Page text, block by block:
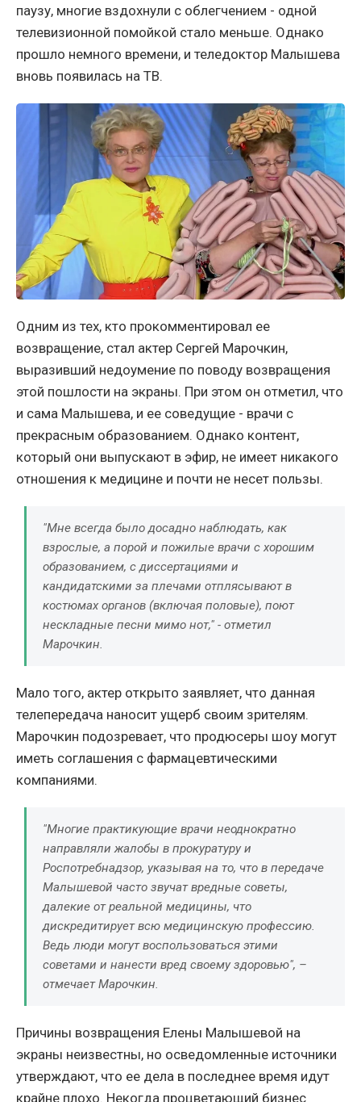
паузу, многие вздохнули с облегчением - одной
телевизионной помойкой стало меньше. Однако
прошло немного времени, и теледоктор Малышева
вновь появилась на ТВ.
Одним из тех, кто прокомментировал ее
возвращение, стал актер Сергей Марочкин,
выразивший недоумение по поводу возвращения
этой пошлости на экраны. При этом он отметил, что
и сама Малышева, и ее соведущие - врачи с
прекрасным образованием. Однако контент,
который они выпускают в эфир, не имеет никакого
отношения к медицине и почти не несет пользы.
"Мне всегда было досадно наблюдать, как
взрослые, а порой и пожилые врачи с хорошим
образованием, с диссертациями и
кандидатскими за плечами отплясывают в
костюмах органов (включая половые), поют
нескладные песни мимо нот," - отметил
Марочкин.
Мало того, актер открыто заявляет, что данная
телепередача наносит ущерб своим зрителям.
Марочкин подозревает, что продюсеры шоу могут
иметь соглашения с фармацевтическими
компаниями.
"Многие практикующие врачи неоднократно
направляли жалобы в прокуратуру и
Роспотребнадзор, указывая на то, что в передаче
Малышевой часто звучат вредные советы,
далекие от реальной медицины, что
дискредитирует всю медицинскую профессию.
Ведь люди могут воспользоваться этими
советами и нанести вред своему здоровью", –
отмечает Марочкин.
Причины возвращения Елены Малышевой на
экраны неизвестны, но осведомленные источники
утверждают, что ее дела в последнее время идут
крайне плохо. Некогда процветающий бизнес